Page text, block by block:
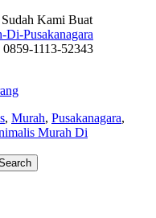
Kami Buat
1113-52343
, Murah, Pusakanagara,
Murah Di